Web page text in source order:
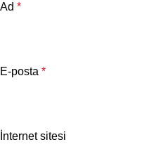
Ad *
E-posta *
İnternet sitesi